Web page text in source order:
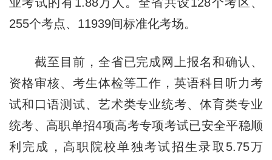
255个考点、11939间标准化考场。
截至目前，全省已完成网上报名和确认、
资格审核、考生体检等工作，英语科目听力考
试和口语测试、艺术类专业统考、体育类专业
统考、高职单招4项高考专项考试已安全平稳顺
利完成，高职院校单独考试招生录取5.75万